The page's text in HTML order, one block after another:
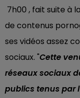
7h00 , fait suite à
de contenus
ses vidéos assez
sociaux. "Cette
réseaux sociaux
publics tenus par